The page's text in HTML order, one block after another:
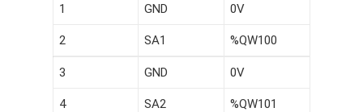
1 GND 0V
2 SA1 %QW100
3 GND 0V
4 SA2 %QW101